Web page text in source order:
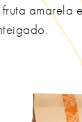
amarela